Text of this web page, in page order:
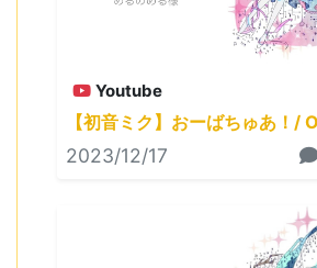
Youtube
2023/12/17